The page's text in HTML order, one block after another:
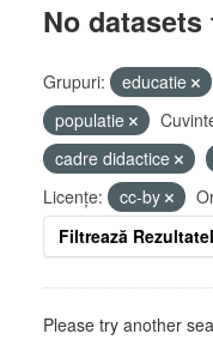
No datasets
Grupuri: educatie
populatie
cadre didactice
Licenţe:
cc-by
Filtrează
Please try another